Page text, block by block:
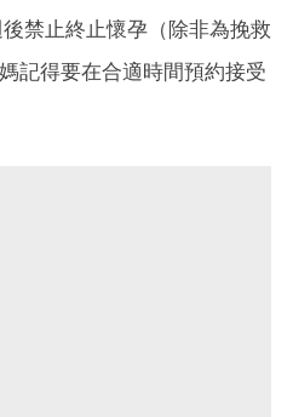
禁止終止懷孕（除非為挽救
記得要在合適時間預約接受